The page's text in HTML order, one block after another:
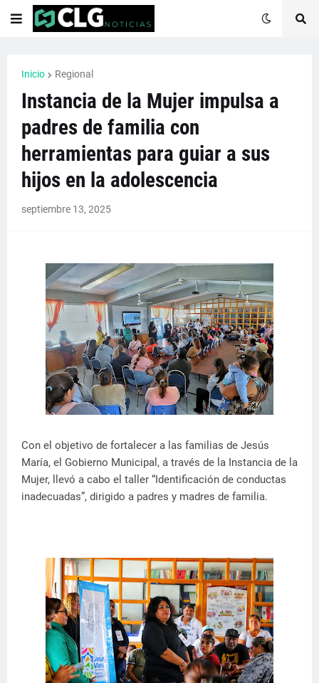
Inicio Regional
Instancia de la Mujer impulsa a
padres de familia con
herramientas para guiar a sus
hijos en la adolescencia
septiembre 13, 2025
Con el objetivo de fortalecer a las familias de Jesús
María, el Gobierno Municipal, a través de la Instancia de la
Mujer, llevó a cabo el taller “Identificación de conductas
inadecuadas”, dirigido a padres y madres de familia.